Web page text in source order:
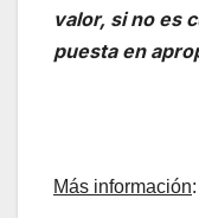
valor, si no es
puesta en
Más información: